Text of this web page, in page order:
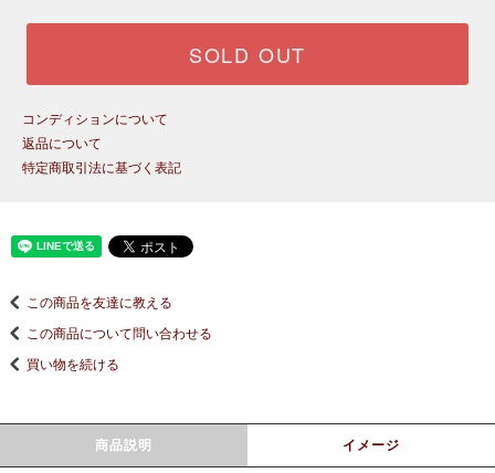
SOLD OUT
コンディションについて
返品について
特定商取引法に基づく表記
この商品を友達に教える
この商品について問い合わせる
買い物を続ける
商品説明 イメージ